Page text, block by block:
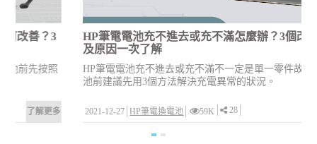
HP筆電電池充不進去或充不滿怎麼辦？3個改善方式
及原因一次了解
HP筆電電池充不進去或充不滿不一定是單一零件故障，換電
池前建議先用3個方法解決充電異常的狀況。
2021-12-27 HP筆電換電池 59K 28